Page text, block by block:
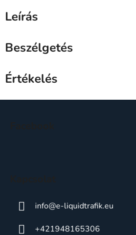
Leírás
Beszélgetés
Értékelés
info@e-liquidtrafik.eu
+421948165306